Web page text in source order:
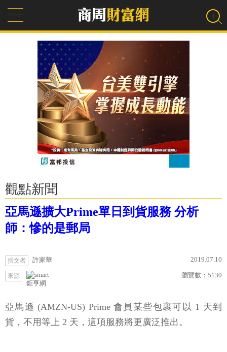
觀點新聞
亞馬遜擴大Prime單日到貨服務 分析
師：慘的是郵局
撰文者 許家華 2019.07.10
來源
鉅亨網
瀏覽數： 5130
亞馬遜 (AMZN-US) Prime 會員某些包裹可以 1 天到
貨，不用等上 2 天，這項服務將更廣泛推出。